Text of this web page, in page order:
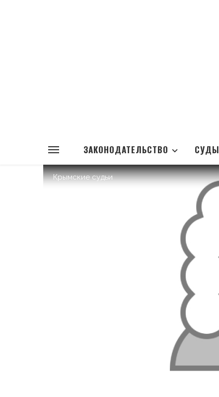
ЗАКОНОДАТЕЛЬСТВО СУДЫ
Крымские судьи